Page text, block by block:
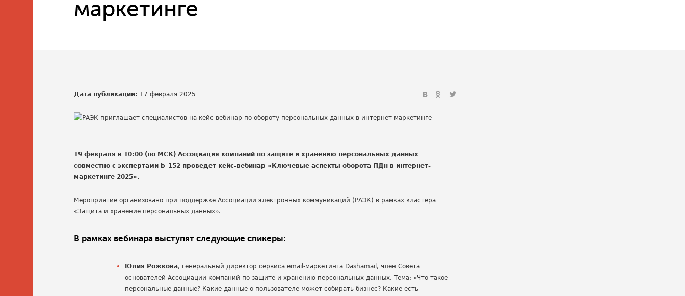
маркетинге
Дата публикации: 17 февраля 2025
19 февраля в 10:00 (по МСК) Ассоциация компаний по защите и хранению персональных данных
совместно с экспертами b_152 проведет кейс-вебинар «Ключевые аспекты оборота ПДн в интернет-
маркетинге 2025».
Мероприятие организовано при поддержке Ассоциации электронных коммуникаций (РАЭК) в рамках кластера
«Защита и хранение персональных данных».
В рамках вебинара выступят следующие спикеры:
Юлия Рожкова, генеральный директор сервиса email-маркетинга Dashamail, член Совета
основателей Ассоциации компаний по защите и хранению персональных данных. Тема: «Что такое
персональные данные? Какие данные о пользователе может собирать бизнес? Какие есть